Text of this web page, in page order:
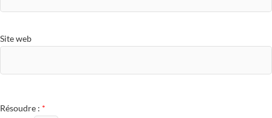
Site web
Résoudre : *